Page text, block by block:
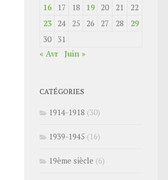
16
17 18 19 20 21
22
23
24 25 26 27 28
29
30
31
« Avr
Juin »
CATÉGORIES
1914-1918 (30)
1939-1945 (16)
19ème siècle (6)